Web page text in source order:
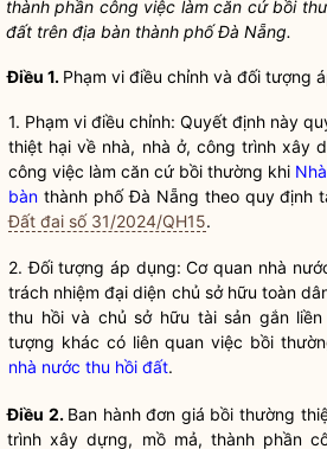
thành phần công việc làm căn cứ bồi
đất trên địa bàn thành phố Đà Nẵng.
Điều 1. Phạm vi điều chỉnh và đối tượng
1. Phạm vi điều chỉnh: Quyết định này
thiệt hại về nhà, nhà ở, công trình xây
công việc làm căn cứ bồi thường khi
bàn thành phố Đà Nẵng theo quy định
Đất đai số 31/2024/QH15.
2.Đối tượng áp dụng: Cơ quan nhà
trách nhiệm đại diện chủ sở hữu toàn
thu hồi và chủ sở hữu tài sản gắn
tượng khác có liên quan việc bồi
nhà nước thu hồi đất.
Điều 2. Ban hành đơn giá bồi thường
trình xây dựng, mồ mả, thành phần